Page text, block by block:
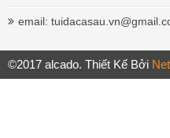
email:
©2017 alcado. Thiết Kế Bởi